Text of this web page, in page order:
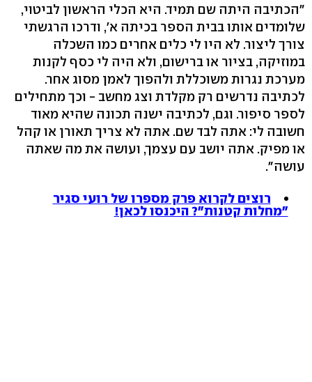
"הכתיבה היתה שם תמיד. היא הכלי הראשון לביטוי,
שלומדים אותו בבית הספר בכיתה א', ודרכו הרגשתי
צורך ליצור. לא היו לי כלים אחרים כמו השכלה
במוזיקה, בציור או ברישום, ולא היה לי כסף לקנות
מערכת נגרות משוכללת ולהפוך לאמן מסוג אחר.
לכתיבה נדרשים רק מקלדת וצג מחשב - וכך מתחילים
לספר סיפור. וגם, לכתיבה ישנה תכונה שהיא מאוד
חשובה לי: אתה לבד שם. אתה לא צריך תאורן או קהל
או מפיק. אתה יושב עם עצמך, ועושה את מה שאתה
עושה".
רוצים לקרוא פרק מספרו של רועי סגיר
"מחלות קטנות"? היכנסו לכאן!